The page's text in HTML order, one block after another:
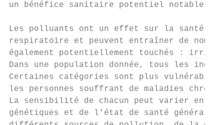
un bénéfice sanitaire potentiel notable.
Les polluants ont un effet sur la santé :
respiratoire et peuvent entraîner de
également potentiellement touchés :
Dans une population donnée, tous les
Certaines catégories sont plus vulnérables
les personnes souffrant de maladies
La sensibilité de chacun peut varier en
génétiques et de l'état de santé général.